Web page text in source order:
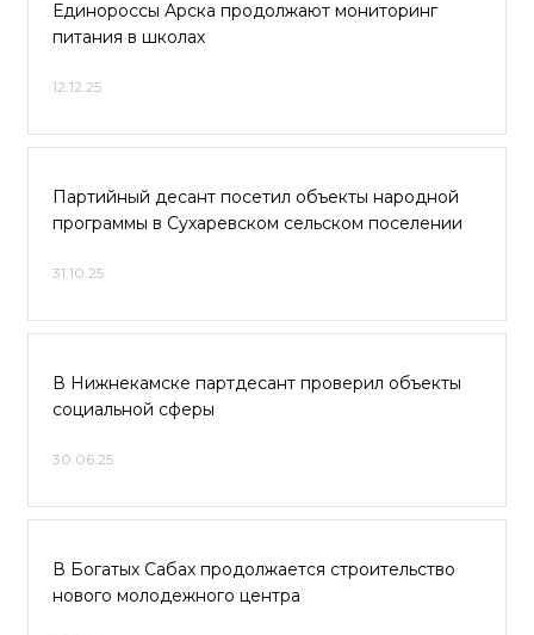
Единороссы Арска продолжают мониторинг
питания в школах
12.12.25
Партийный десант посетил объекты народной
программы в Сухаревском сельском поселении
31.10.25
В Нижнекамске партдесант проверил объекты
социальной сферы
30.06.25
В Богатых Сабах продолжается строительство
нового молодежного центра